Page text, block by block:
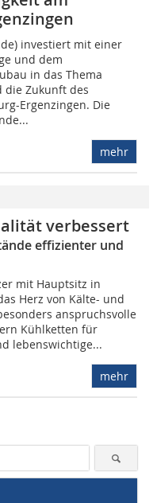
investiert mit einer
und dem
in das Thema
die Zukunft des
Ergenzingen. Die
mehr
verbessert
effizienter und
mit Hauptsitz in
Herz von Kälte- und
anspruchsvolle
Kühlketten für
lebenswichtige...
mehr